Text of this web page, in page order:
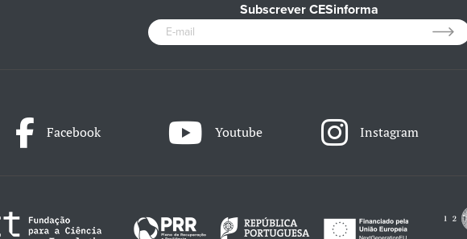
Subscrever CESinforma
Facebook Youtube Instagram